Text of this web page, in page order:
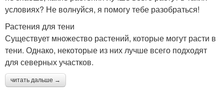
условиях? Не волнуйся, я помогу тебе разобраться!
Растения для тени
Существует множество растений, которые могут расти в
тени. Однако, некоторые из них лучше всего подходят
для северных участков.
читать дальше →